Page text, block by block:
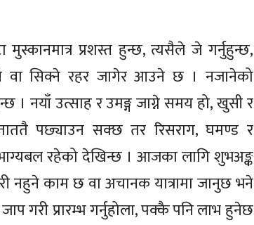
प्रशस्त हुन्छ, त्यसैले जे गर्नुहुन्छ,
वा सिक्ने रहर जागेर आउने छ । नजानेको
। नयाँ उत्साह र उमङ्ग जाग्ने समय हो, खुसी र
पछ्याउन सक्छ तर रिसराग, घमण्ड र
रहेको देखिन्छ । आजका लागि शुभअङ्क
नहुने काम छ वा अचानक यात्रामा जानुछ भने
गरी प्रारम्भ गर्नुहोला, पक्कै पनि लाभ हुनेछ